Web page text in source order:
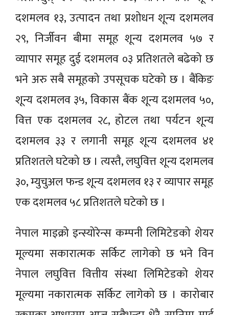
दशमलव १३, उत्पादन तथा प्रशोधन शून्य दशमलव
२९, निर्जीवन बीमा समूह शून्य दशमलव ५७ र
व्यापार समूह दुई दशमलव ०३ प्रतिशतले बढेको छ
भने अरु सबै समूहको उपसूचक घटेको छ । बैंकिङ
शून्य दशमलव ३५, विकास बैंक शून्य दशमलव ५०,
वित्त एक दशमलव २८, होटल तथा पर्यटन शून्य
दशमलव ३३ र लगानी समूह शून्य दशमलव ४१
प्रतिशतले घटेको छ । त्यस्तै, लघुवित्त शून्य दशमलव
३०, म्युचुअल फन्ड शून्य दशमलव १३ र व्यापार समूह
एक दशमलव ५८ प्रतिशतले घटेको छ ।
नेपाल माइक्रो इन्स्योरेन्स कम्पनी लिमिटेडको शेयर
मूल्यमा सकारात्मक सर्किट लागेको छ भने विन
नेपाल लघुवित्त वित्तीय संस्था लिमिटेडको शेयर
मूल्यमा नकारात्मक सर्किट लागेको छ । कारोबार